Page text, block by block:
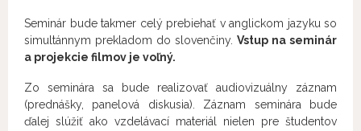
Seminár bude takmer celý prebiehať v anglickom jazyku so
simultánnym prekladom do slovenčiny. Vstup na seminár
a projekcie filmov je voľný.
Zo seminára sa bude realizovať audiovizuálny záznam
(prednášky, panelová diskusia). Záznam seminára bude
ďalej slúžiť ako vzdelávací materiál nielen pre študentov